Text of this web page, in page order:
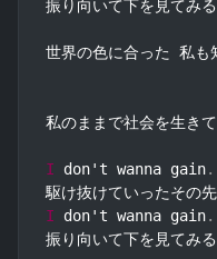
振り向いて下を見てみ
世界の色に合った 私も
私のままで社会を生き
I don't wanna gain.
I don't wanna gain.
振り向いて下を見てみ